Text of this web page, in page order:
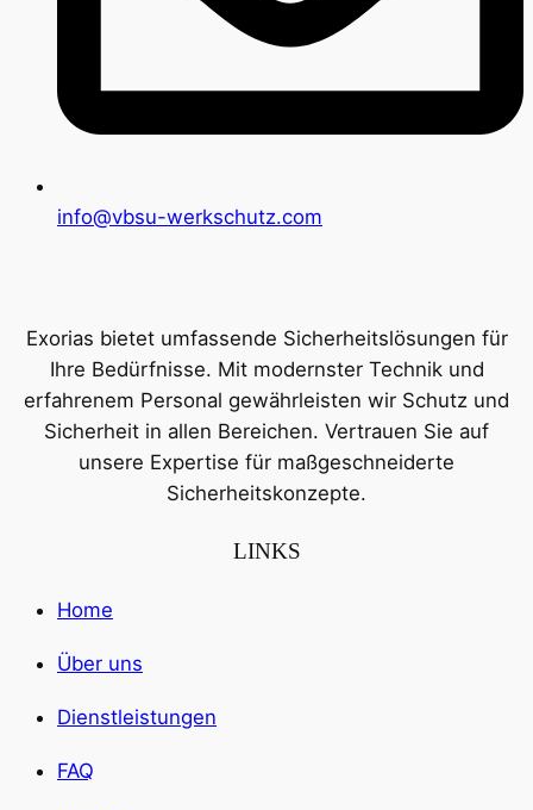
info@vbsu-werkschutz.com
Exorias bietet umfassende Sicherheitslösungen für
Ihre Bedürfnisse. Mit modernster Technik und
erfahrenem Personal gewährleisten wir Schutz und
Sicherheit in allen Bereichen. Vertrauen Sie auf
unsere Expertise für maßgeschneiderte
Sicherheitskonzepte.
LINKS
Home
Über uns
Dienstleistungen
FAQ